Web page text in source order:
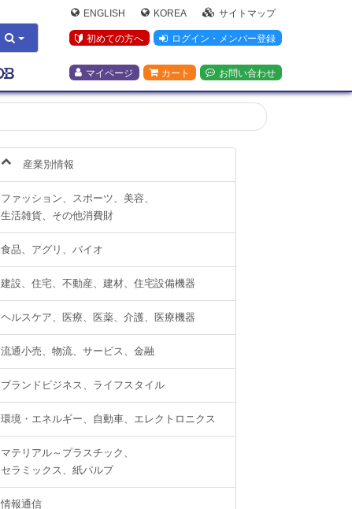
ENGLISH KOREA サイトマップ
初めての方へ ログイン・メンバー登録
マイページ カート お問い合わせ
産業別情報
ファッション、スポーツ、美容、
生活雑貨、その他消費財
食品、アグリ、バイオ
建設、住宅、不動産、建材、住宅設備機器
ヘルスケア、医療、医薬、介護、医療機器
流通小売、物流、サービス、金融
ブランドビジネス、ライフスタイル
環境・エネルギー、自動車、エレクトロニクス
マテリアル～プラスチック、
セラミックス、紙パルプ
情報通信